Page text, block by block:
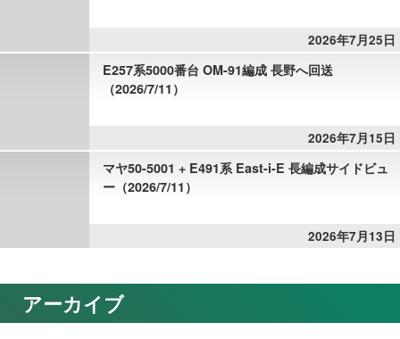
2026年7月25日
E257系5000番台 OM-91編成 長野へ回送
（2026/7/11）
2026年7月15日
マヤ50-5001 + E491系 East-i-E 長編成サイドビュ
ー（2026/7/11）
2026年7月13日
アーカイブ